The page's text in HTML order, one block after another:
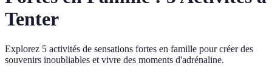
Tenter
Explorez 5 activités de sensations fortes en famille pour créer des
souvenirs inoubliables et vivre des moments d'adrénaline.